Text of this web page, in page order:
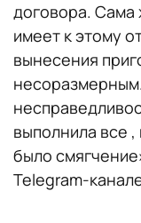
договора. Сама
имеет к этому
вынесения
выполнила все
было
Telegram-